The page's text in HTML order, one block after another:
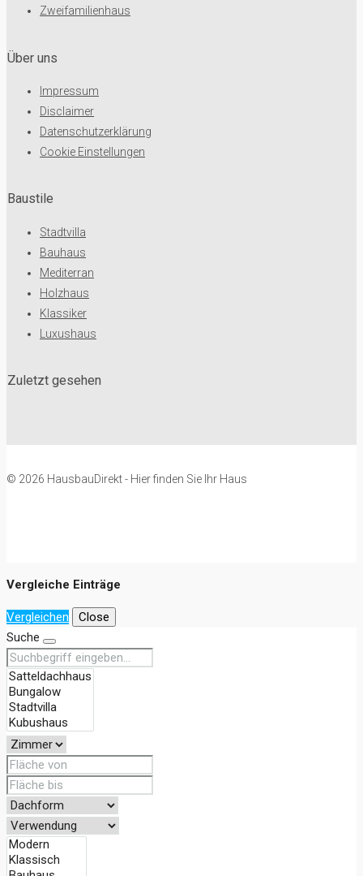
Zweifamilienhaus
Baustile
Stadtvilla
Bauhaus
Mediterran
Holzhaus
Klassiker
Luxushaus
Über uns
Impressum
Disclaimer
Datenschutzerklärung
Cookie Einstellungen
Zuletzt gesehen
© 2026 HausbauDirekt - Hier finden Sie Ihr Haus
Vergleiche Einträge
Vergleichen
Close
Suche